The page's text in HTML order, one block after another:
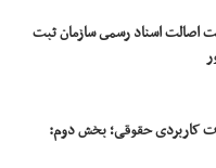
اصالت اسناد رسمى سازمان ثبت
کاربردی حقوقی؛ بخش دوم: